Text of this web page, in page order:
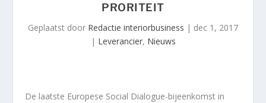
PRORITEIT
Geplaatst door Redactie interiorbusiness | dec 1, 2017
| Leverancier, Nieuws
De laatste Europese Social Dialogue-bijeenkomst in